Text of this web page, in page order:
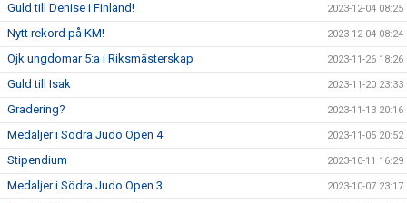
Guld till Denise i Finland! 2023-12-04 08:25
Nytt rekord på KM! 2023-12-04 08:24
Ojk ungdomar 5:a i Riksmästerskap 2023-11-26 18:26
Guld till Isak 2023-11-20 23:33
Gradering? 2023-11-13 20:16
Medaljer i Södra Judo Open 4 2023-11-05 20:52
Stipendium 2023-10-11 16:29
Medaljer i Södra Judo Open 3 2023-10-07 23:17